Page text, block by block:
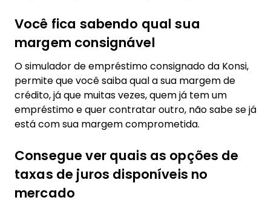
Você fica sabendo qual sua
margem consignável
O simulador de empréstimo consignado da Konsi,
permite que você saiba qual a sua margem de
crédito, já que muitas vezes, quem já tem um
empréstimo e quer contratar outro, não sabe se já
está com sua margem comprometida.
Consegue ver quais as opções de
taxas de juros disponíveis no
mercado